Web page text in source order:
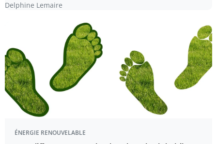
Delphine Lemaire
ÉNERGIE RENOUVELABLE